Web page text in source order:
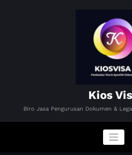
Kios
Biro Jasa Pengurusan Dokumen &